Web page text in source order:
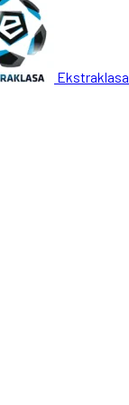
Ekstraklasa